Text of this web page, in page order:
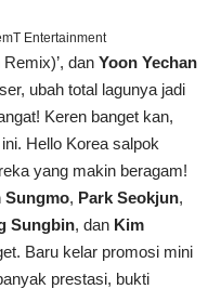
Entertainment
dan Yoon Yechan
ubah total lagunya jadi
Keren banget kan,
Hello Korea salpok
yang makin beragam!
Sungmo, Park Seokjun,
Sungbin, dan Kim
Baru kelar promosi mini
prestasi, bukti